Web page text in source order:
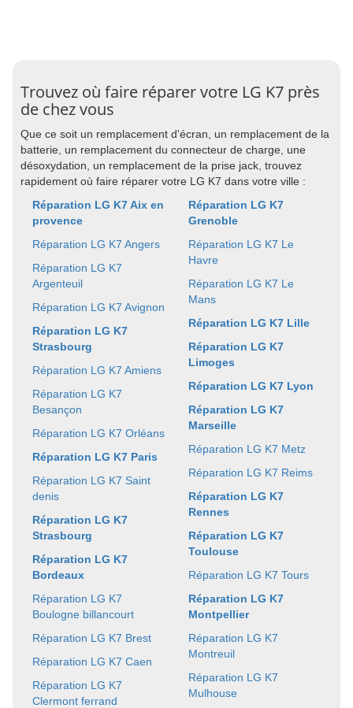
Trouvez où faire réparer votre LG K7 près
de chez vous
Que ce soit un remplacement d'écran, un remplacement de la
batterie, un remplacement du connecteur de charge, une
désoxydation, un remplacement de la prise jack, trouvez
rapidement où faire réparer votre LG K7 dans votre ville :
Réparation LG K7 Aix en
provence
Réparation LG K7 Angers
Réparation LG K7
Argenteuil
Réparation LG K7 Avignon
Réparation LG K7
Strasbourg
Réparation LG K7 Amiens
Réparation LG K7
Besançon
Réparation LG K7 Orléans
Réparation LG K7 Paris
Réparation LG K7 Saint
denis
Réparation LG K7
Strasbourg
Réparation LG K7
Bordeaux
Réparation LG K7
Boulogne billancourt
Réparation LG K7 Brest
Réparation LG K7 Caen
Réparation LG K7
Clermont ferrand
Réparation LG K7
Grenoble
Réparation LG K7 Le
Havre
Réparation LG K7 Le
Mans
Réparation LG K7 Lille
Réparation LG K7
Limoges
Réparation LG K7 Lyon
Réparation LG K7
Marseille
Réparation LG K7 Metz
Réparation LG K7 Reims
Réparation LG K7
Rennes
Réparation LG K7
Toulouse
Réparation LG K7 Tours
Réparation LG K7
Montpellier
Réparation LG K7
Montreuil
Réparation LG K7
Mulhouse